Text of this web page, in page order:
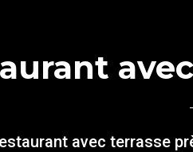
avec terrasse